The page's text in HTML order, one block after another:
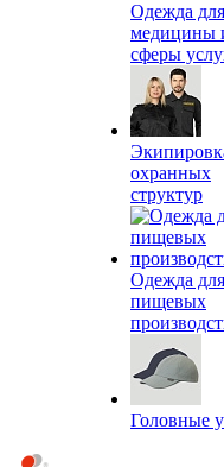
Одежда для
медицины
сферы
охранных
структур
Одежда для
пищевых
Головные